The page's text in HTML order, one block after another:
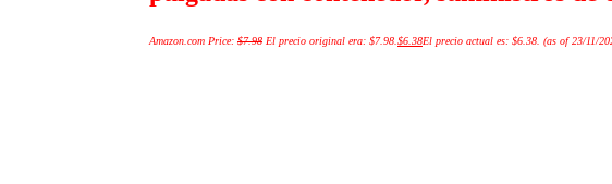
Amazon.com Price: $7.98 El precio original era: $7.98. $6.38El precio actual es: $6.38. (as of 23/11/